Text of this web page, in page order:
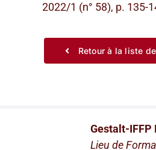
2022/1 (n° 58), p. 135-
Retour à la liste
Gestalt-IFFP
Lieu de